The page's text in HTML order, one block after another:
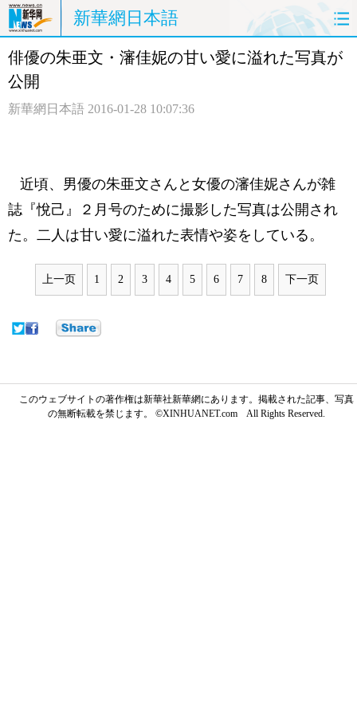
新華網日本語
ホームページ 政治 経済
中日対訳
俳優の朱亜文・瀋佳妮の甘い愛に溢れた写真が
公開
新華網日本語 2016-01-28 10:07:36
近頃、男優の朱亜文さんと女優の瀋佳妮さんが雑
誌『悅己』２月号のために撮影した写真は公開され
た。二人は甘い愛に溢れた表情や姿をしている。
上一页 1 2 3 4 5 6 7 8 下一页
このウェブサイトの著作権は新華社新華網にあります。掲載された記事、写真
の無断転載を禁じます。 ©XINHUANET.com All Rights Reserved.